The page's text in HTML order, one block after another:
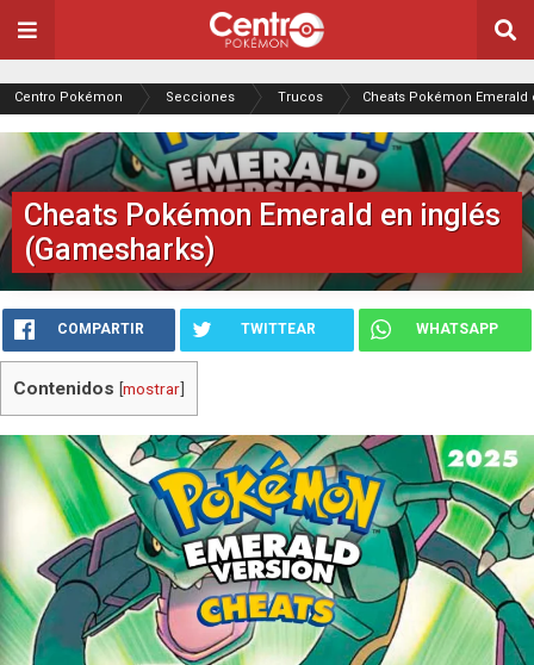
Centro Pokémon Secciones Trucos Cheats Pokémon
Cheats Pokémon Emerald en inglés
(Gamesharks)
COMPARTIR TWITTEAR WHATSAPP
Contenidos [mostrar]